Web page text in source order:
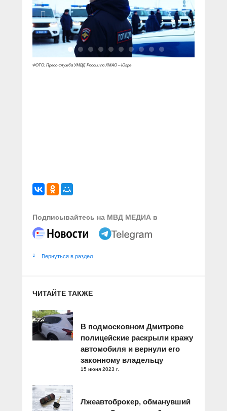
ФОТО: Пресс-служба УМВД России по ХМАО – Югре
Подписывайтесь на МВД МЕДИА в
Вернуться в раздел
ЧИТАЙТЕ ТАКЖЕ
В подмосковном Дмитрове
полицейские раскрыли кражу
автомобиля и вернули его
законному владельцу
15 июня 2023 г.
Лжеавтоброкер, обманувший